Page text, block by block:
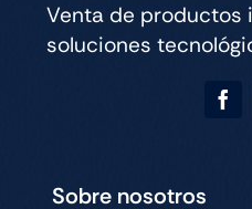
Venta de productos
soluciones
Sobre nosotros